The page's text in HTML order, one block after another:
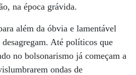
na época grávida.
além da óbvia e lamentável
desagregam. Até políticos que
no bolsonarismo já começam a
ondas de